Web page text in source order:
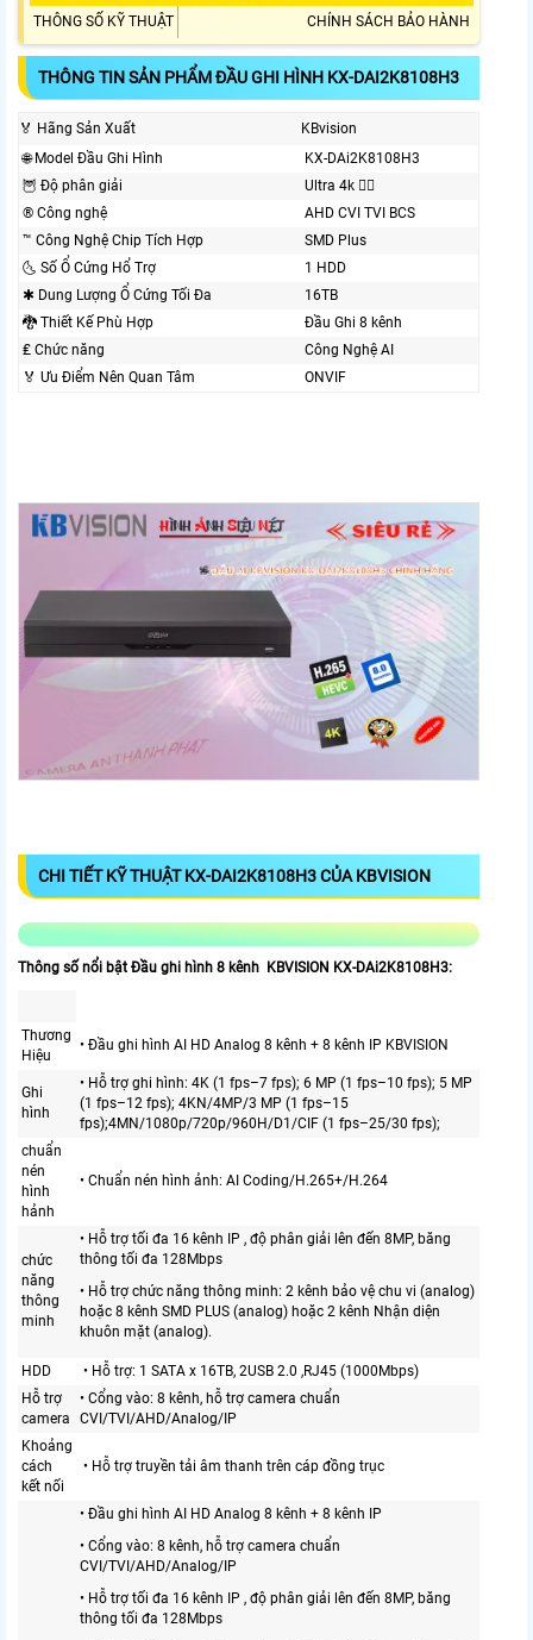
THÔNG SỐ KỸ THUẬT CHÍNH SÁCH BẢO HÀNH
THÔNG TIN SẢN PHẨM ĐẦU GHI HÌNH KX-DAI2K8108H3
️🏅️ Hãng Sản Xuất
KBvision
🌐 Model Đầu Ghi Hình
KX-DAi2K8108H3
🦉 Độ phân giải
Ultra 4k 👍🏾
®️ Công nghệ
AHD CVI TVI BCS
™️ Công Nghệ Chip Tích Hợp
SMD Plus
🌜 Số Ổ Cứng Hổ Trợ
1 HDD
✱ Dung Lượng Ổ Cứng Tối Đa
16TB
🐉️ Thiết Kế Phù Hợp
Đầu Ghi 8 kênh
₤ Chức năng
Công Nghệ AI
️🏅️ Ưu Điểm Nên Quan Tâm
ONVIF
CHI TIẾT KỸ THUẬT KX-DAI2K8108H3 CỦA KBVISION
Thông số nổi bật Đầu ghi hình 8 kênh KBVISION KX-DAi2K8108H3:
Thương
Hiệu
• Đầu ghi hình AI HD Analog 8 kênh + 8 kênh IP KBVISION
Ghi
hình
• Hỗ trợ ghi hình: 4K (1 fps–7 fps); 6 MP (1 fps–10 fps); 5 MP
(1 fps–12 fps); 4KN/4MP/3 MP (1 fps–15
fps);4MN/1080p/720p/960H/D1/CIF (1 fps–25/30 fps);
chuẩn
nén
hình
hảnh
• Chuẩn nén hình ảnh: AI Coding/H.265+/H.264
chức
năng
thông
minh
• Hỗ trợ tối đa 16 kênh IP , độ phân giải lên đến 8MP, băng
thông tối đa 128Mbps
• Hỗ trợ chức năng thông minh: 2 kênh bảo vệ chu vi (analog)
hoặc 8 kênh SMD PLUS (analog) hoặc 2 kênh Nhận diện
khuôn mặt (analog).
HDD
• Hỗ trợ: 1 SATA x 16TB, 2USB 2.0 ,RJ45 (1000Mbps)
Hỗ trợ
camera
• Cổng vào: 8 kênh, hỗ trợ camera chuẩn
CVI/TVI/AHD/Analog/IP
Khoảng
cách
kết nối
• Hỗ trợ truyền tải âm thanh trên cáp đồng trục
• Đầu ghi hình AI HD Analog 8 kênh + 8 kênh IP
• Cổng vào: 8 kênh, hỗ trợ camera chuẩn
CVI/TVI/AHD/Analog/IP
• Hỗ trợ tối đa 16 kênh IP , độ phân giải lên đến 8MP, băng
thông tối đa 128Mbps